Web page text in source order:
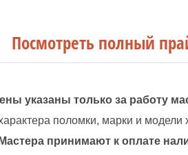
Посмотреть полный
указаны только за работу
поломки, марки и модели
Мастера принимают к оплате